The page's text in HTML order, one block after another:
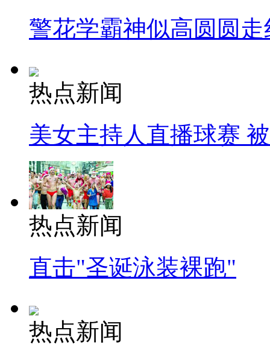
警花学霸神似高圆圆走
热点新闻
美女主持人直播球赛
热点新闻
直击"圣诞泳装裸跑"
热点新闻